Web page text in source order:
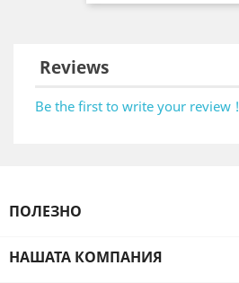
Reviews
Be the first to write your review !
ПОЛЕЗНО
НАШАТА КОМПАНИЯ